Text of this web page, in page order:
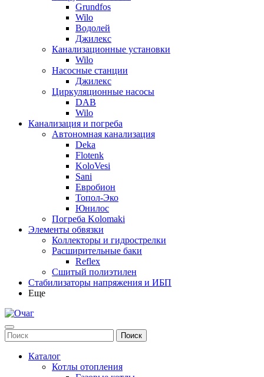
Grundfos
Wilo
Водолей
Джилекс
Канализационные установки
Wilo
Насосные станции
Джилекс
Циркуляционные насосы
DAB
Wilo
Канализация и погреба
Автономная канализация
Deka
Flotenk
KoloVesi
Sani
Евробион
Топол-Эко
Юнилос
Погреба Kolomaki
Элементы обвязки
Коллекторы и гидрострелки
Расширительные баки
Reflex
Сшитый полиэтилен
Стабилизаторы напряжения и ИБП
Еще
Каталог
Котлы отопления